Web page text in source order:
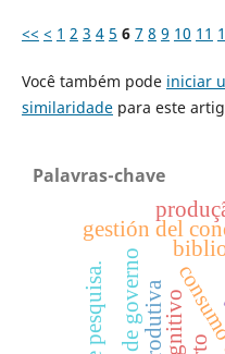
<< < 1 2 3 4 5 6 7 8 9 10 11
Você também pode iniciar
similaridadepara este
Palavras-chave
gestión del